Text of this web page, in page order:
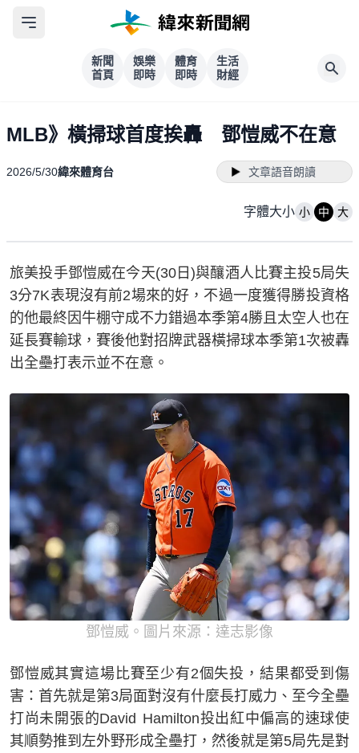
新聞
首頁
娛樂
即時
體育
即時
生活
財經
MLB》橫掃球首度挨轟 鄧愷威不在意
2026/5/30緯來體育台 文章語音朗讀
字體大小 小 中 大
旅美投手鄧愷威在今天(30日)與釀酒人比賽主投5局失
3分7K表現沒有前2場來的好，不過一度獲得勝投資格
的他最終因牛棚守成不力錯過本季第4勝且太空人也在
延長賽輸球，賽後他對招牌武器橫掃球本季第1次被轟
出全壘打表示並不在意。
鄧愷威。圖片來源：達志影像
鄧愷威其實這場比賽至少有2個失投，結果都受到傷
害：首先就是第3局面對沒有什麼長打威力、至今全壘
打尚未開張的David Hamilton投出紅中偏高的速球使
其順勢推到左外野形成全壘打，然後就是第5局先是對